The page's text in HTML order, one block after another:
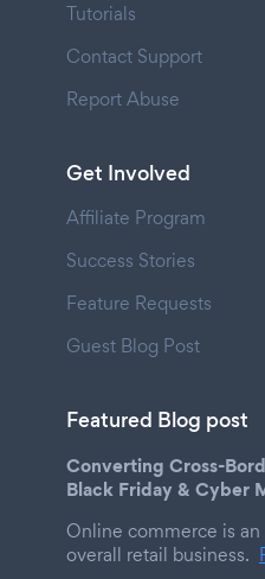
Tutorials
Contact Support
Report Abuse
Get Involved
Affiliate Program
Success Stories
Feature Requests
Guest Blog Post
Featured Blog post
Converting Cross-
Black Friday & Cyber
Online commerce is
overall retail business.